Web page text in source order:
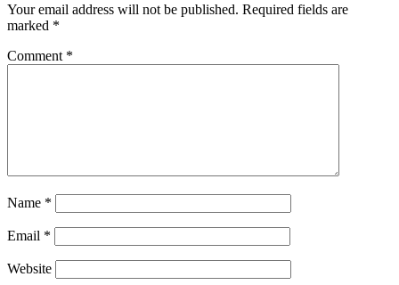
Your email address will not be published. Required fields are
marked *
Comment *
Name *
Email *
Website